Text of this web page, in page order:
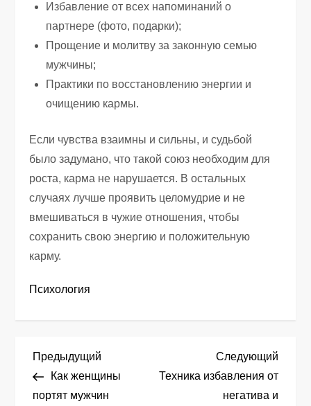
Избавление от всех напоминаний о
партнере (фото, подарки);
Прощение и молитву за законную семью
мужчины;
Практики по восстановлению энергии и
очищению кармы.
Если чувства взаимны и сильны, и судьбой
было задумано, что такой союз необходим для
роста, карма не нарушается. В остальных
случаях лучше проявить целомудрие и не
вмешиваться в чужие отношения, чтобы
сохранить свою энергию и положительную
карму.
Психология
Н
а
Предыдущая
запись
Предыдущий
Как женщины
портят мужчин
Следующий
Техника избавления от
негатива и